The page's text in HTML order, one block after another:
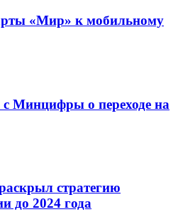
«Мир» к мобильному
Минцифры о переходе на
стратегию
до 2024 года